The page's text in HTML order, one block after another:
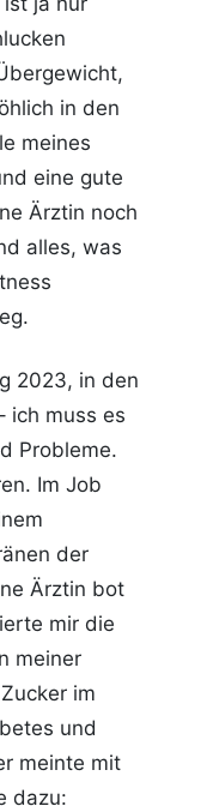
in den
meines
eine gute
Ärztin noch
alles, was
2023, in den
ich muss es
Probleme.
Im Job
der
Ärztin bot
mir die
meiner
im
und
meinte mit
dazu: